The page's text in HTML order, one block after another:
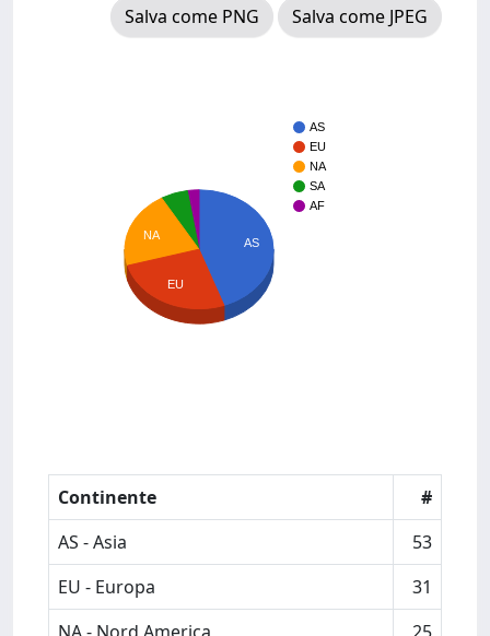
Salva come PNG
Salva come JPEG
AS
EU
NA
SA
AF
AS
NA
EU
Continente
#
AS - Asia
53
EU - Europa
31